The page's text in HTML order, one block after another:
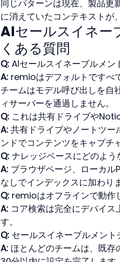
同じパターンは現在、製品更
に消えていたコンテキストが
AIセールスイネー
くある質問
Q: AIセールスイネーブルメン
A: remioはデフォルトですべ
チームはモデル呼び出しを自
ィサーバーを通過しません。
Q: これは共有ドライブや
A: 共有ドライブやノートツ
ンドでコンテンツをキャプチ
Q: ナレッジベースにどのよ
A: ブラウザページ、ローカル
なしでインデックスに加わり
Q: remioはオフラインで動作
A: コア検索は完全にデバイ
す。
Q: セールスイネーブルメン
A: ほとんどのチームは、既